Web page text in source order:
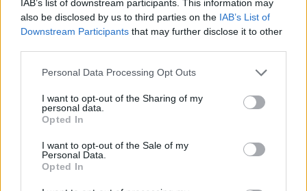
IAB’s list of downstream participants. This information may
also be disclosed by us to third parties on the IAB’s List of
Downstream Participants that may further disclose it to other
Personal Data Processing Opt Outs
I want to opt-out of the Sharing of my
personal data.
Opted In
I want to opt-out of the Sale of my
Personal Data.
Opted In
A
R I
A
A
B R
A
A B
I A
BUSCAR MÁS